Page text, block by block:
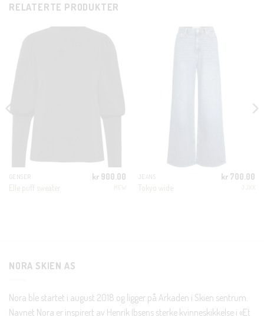
RELATERTE PRODUKTER
GENSER
Elle puff sweater
kr 900.00 JEANS
Tokyo wide
kr 700.00
NORA SKIEN AS
Nora ble startet i august 2018 og ligger på Arkaden i Skien sentrum.
Navnet Nora er inspirert av Henrik Ibsens sterke kvinneskikkelse i «Et
KUNDEKLUBB
En liten velkomstgave til deg! ❤️
Bli en del av Nora-familien i dag. Som medlem får du 10%
rabatt på din første handel og eksklusive fordeler rett i lomma.